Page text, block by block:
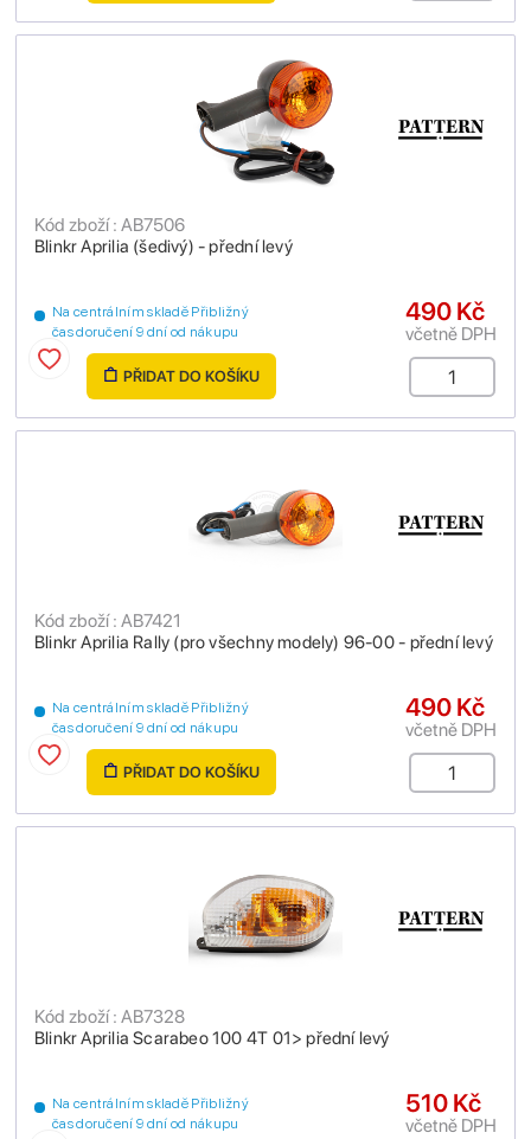
Blinkr Aprilia (šedivý) - přední levý
Kód zboží : AB7506
Na centrálním skladě Přibližný
čas doručení 9 dní od nákupu
490 Kč
včetně DPH
PŘIDAT DO KOŠÍKU
Blinkr Aprilia Rally (pro všechny modely) 96-00 - přední levý
Kód zboží : AB7421
Na centrálním skladě Přibližný
čas doručení 9 dní od nákupu
490 Kč
včetně DPH
PŘIDAT DO KOŠÍKU
Blinkr Aprilia Scarabeo 100 4T 01> přední levý
Kód zboží : AB7328
Na centrálním skladě Přibližný
čas doručení 9 dní od nákupu
510 Kč
včetně DPH